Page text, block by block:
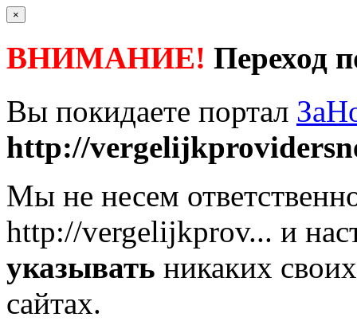
×
ВНИМАНИЕ! Переход
Вы покидаете портал
http://
Мы не несем
http://vergelijkprov... и
указывать никаких
сайтах.